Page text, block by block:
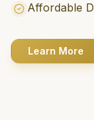
Affordable
Learn More